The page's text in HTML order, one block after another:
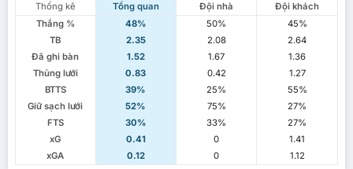
Thống kê Tổng quan Đội nhà
Đội khách
Thắng %
48% 50%
45%
TB
2.35 2.08
2.64
Đã ghi bàn
1.52 1.67
1.36
Thủng lưới
0.83 0.42
1.27
BTTS
39% 25%
55%
Giữ sạch lưới
52% 75%
27%
FTS
30% 33%
27%
xG
0.41 0
1.41
xGA
0.12 0 1.12